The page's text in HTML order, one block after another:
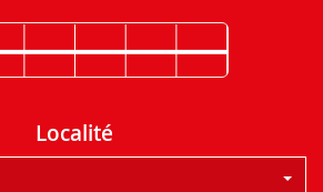
Localité